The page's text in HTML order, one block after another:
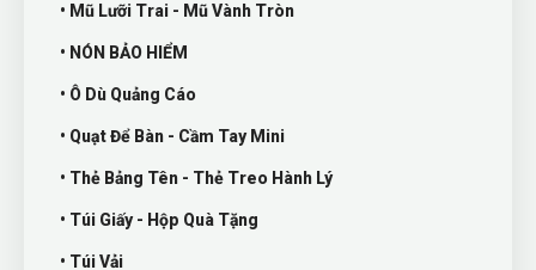
• Mũ Lưỡi Trai - Mũ Vành Tròn
• NÓN BẢO HIỂM
• Ô Dù Quảng Cáo
• Quạt Để Bàn - Cầm Tay Mini
• Thẻ Bảng Tên - Thẻ Treo Hành Lý
• Túi Giấy - Hộp Quà Tặng
• Túi Vải